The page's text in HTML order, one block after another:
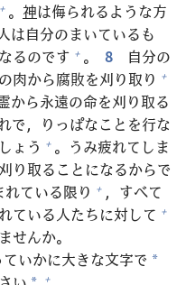
+ 。 神は侮られるような方
は自分のまいているも
るのです + 。 8 自分の
の肉から腐敗を刈り取り +
から永遠の命を刈り取る
で，りっぱなことを行な
ょう + 。うみ疲れてしま
刈り取ることになるからで
れている限り + ，すべて
ている人たちに対して +
せんか。
いかに大きな文字で *
+